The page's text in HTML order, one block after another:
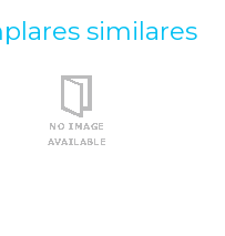
similares